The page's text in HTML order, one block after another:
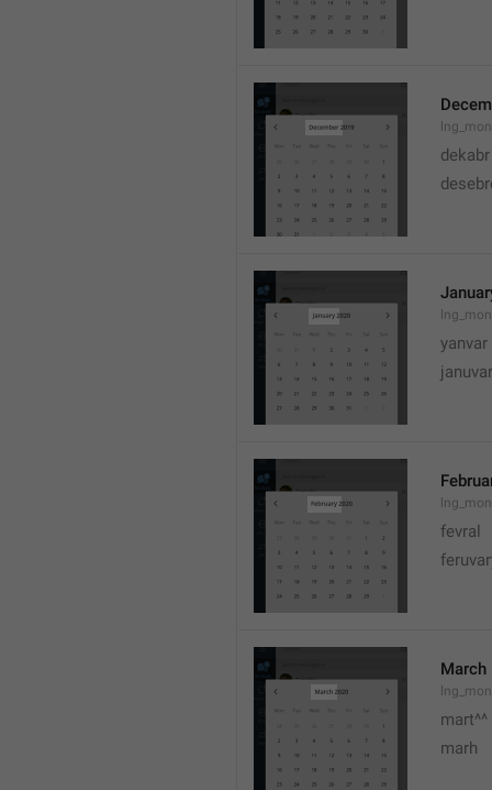
dekabr
yanvar
fevral
March
mart^^
marh